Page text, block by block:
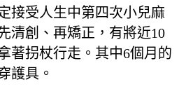
接受人生中第四次小兒麻
清創、再矯正，有將近10
著拐杖行走。其中6個月的
護具。